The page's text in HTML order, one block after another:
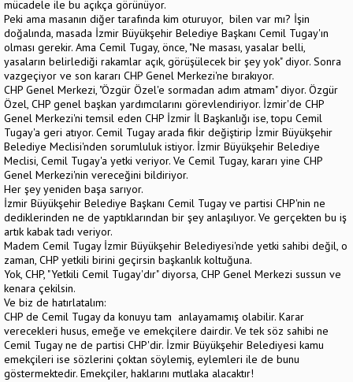
mücadele ile bu açıkça görünüyor.
Peki ama masanın diğer tarafında kim oturuyor, bilen var mı? İşin
doğalında, masada İzmir Büyükşehir Belediye Başkanı Cemil Tugay'ın
olması gerekir. Ama Cemil Tugay, önce, "Ne masası, yasalar belli,
yasaların belirlediği rakamlar açık, görüşülecek bir şey yok" diyor. Sonra
vazgeçiyor ve son kararı CHP Genel Merkezi'ne bırakıyor.
CHP Genel Merkezi, "Özgür Özel'e sormadan adım atmam" diyor. Özgür
Özel, CHP genel başkan yardımcılarını görevlendiriyor. İzmir'de CHP
Genel Merkezi'ni temsil eden CHP İzmir İl Başkanlığı ise, topu Cemil
Tugay'a geri atıyor. Cemil Tugay arada fikir değiştirip İzmir Büyükşehir
Belediye Meclisi'nden sorumluluk istiyor. İzmir Büyükşehir Belediye
Meclisi, Cemil Tugay'a yetki veriyor. Ve Cemil Tugay, kararı yine CHP
Genel Merkezi'nin vereceğini bildiriyor.
Her şey yeniden başa sarıyor.
İzmir Büyükşehir Belediye Başkanı Cemil Tugay ve partisi CHP'nin ne
dediklerinden ne de yaptıklarından bir şey anlaşılıyor. Ve gerçekten bu iş
artık kabak tadı veriyor.
Madem Cemil Tugay İzmir Büyükşehir Belediyesi'nde yetki sahibi değil, o
zaman, CHP yetkili birini geçirsin başkanlık koltuğuna.
Yok, CHP, "Yetkili Cemil Tugay'dır" diyorsa, CHP Genel Merkezi sussun ve
kenara çekilsin.
Ve biz de hatırlatalım:
CHP de Cemil Tugay da konuyu tam anlayamamış olabilir. Karar
verecekleri husus, emeğe ve emekçilere dairdir. Ve tek söz sahibi ne
Cemil Tugay ne de partisi CHP'dir. İzmir Büyükşehir Belediyesi kamu
emekçileri ise sözlerini çoktan söylemiş, eylemleri ile de bunu
göstermektedir. Emekçiler, haklarını mutlaka alacaktır!